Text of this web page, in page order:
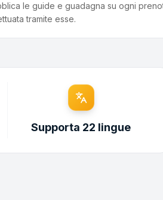
le guide e guadagna su ogni
tramite esse.
Supporta 22 lingue